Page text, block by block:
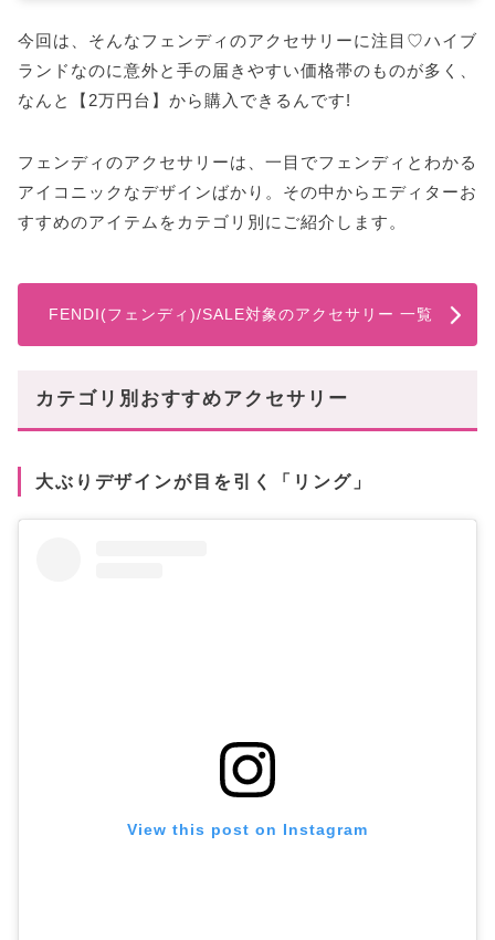
今回は、そんなフェンディのアクセサリーに注目♡ハイブ
ランドなのに意外と手の届きやすい価格帯のものが多く、
なんと【2万円台】から購入できるんです!
フェンディのアクセサリーは、一目でフェンディとわかる
アイコニックなデザインばかり。その中からエディターお
すすめのアイテムをカテゴリ別にご紹介します。
FENDI(フェンディ)/SALE対象のアクセサリー 一覧
カテゴリ別おすすめアクセサリー
大ぶりデザインが目を引く「リング」
View this post on Instagram